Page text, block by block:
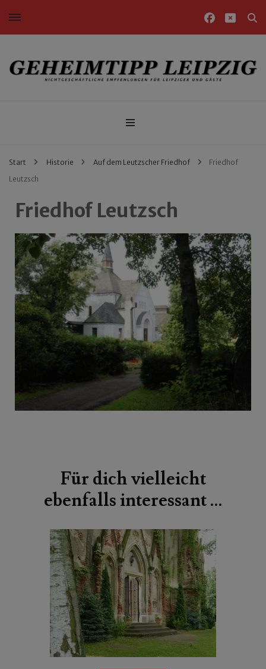
Nichtgeschäftliche Empfehlungen für Leipziger und Gäste
Start Historie Auf dem Leutzscher Friedhof
Friedhof
Leutzsch
Friedhof Leutzsch
Für dich vielleicht
ebenfalls interessant …